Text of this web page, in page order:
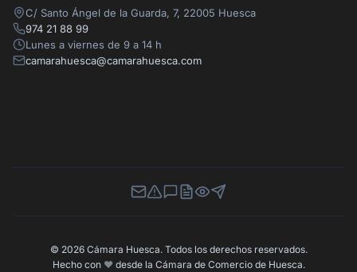
C/ Santo Ángel de la Guarda, 7, 22005 Huesca
974 21 88 99
Lunes a viernes de 9 a 14 h
camarahuesca@camarahuesca.com
Newsletter
Canal de Denuncias
Buzón de Sugerencias
Perfil Contratante
Ley de Transparencia
Contacta con nosotros
© 2026 Cámara Huesca. Todos los derechos reservados.
Hecho con ❤️ desde la Cámara de Comercio de Huesca.